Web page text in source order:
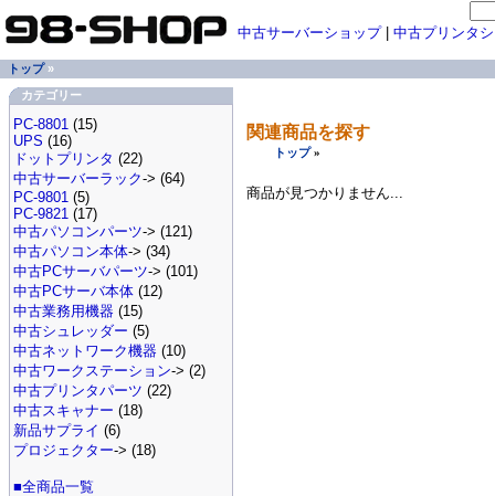
関連商品を探す
トップ»
商品が見つかりません...
中古サーバーショップ| 中古プリンタ
トップ»
カテゴリー
PC-8801 (15)
UPS (16)
ドットプリンタ (22)
中古サーバーラック-> (64)
PC-9801 (5)
PC-9821 (17)
中古パソコンパーツ-> (121)
中古パソコン本体-> (34)
中古PCサーバパーツ-> (101)
中古PCサーバ本体 (12)
中古業務用機器 (15)
中古シュレッダー (5)
中古ネットワーク機器 (10)
中古ワークステーション-> (2)
中古プリンタパーツ (22)
中古スキャナー (18)
新品サプライ (6)
プロジェクター-> (18)
■全商品一覧